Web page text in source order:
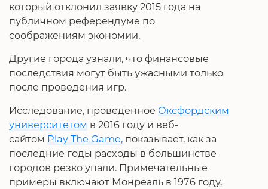
который отклонил заявку 2015 года на
публичном референдуме по
соображениям экономии.
Другие города узнали, что финансовые
последствия могут быть ужасными только
после проведения игр.
Исследование, проведенное Оксфордским
университетом в 2016 году и веб-
сайтом Play The Game, показывает, как за
последние годы расходы в большинстве
городов резко упали. Примечательные
примеры включают Монреаль в 1976 году,